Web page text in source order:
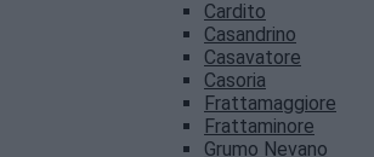
Cardito
Casandrino
Casavatore
Casoria
Frattamaggiore
Frattaminore
Grumo Nevano